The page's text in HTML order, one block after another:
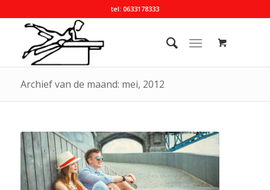
tel: 0633178333
Archief van de maand: mei, 2012